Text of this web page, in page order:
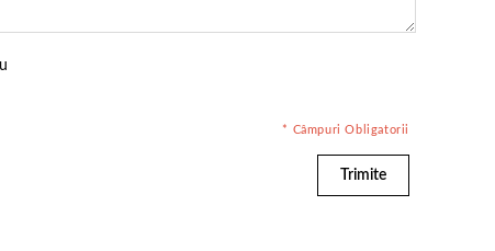
* Câmpuri Obligatorii
Trimite